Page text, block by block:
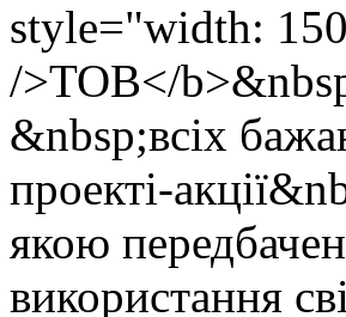
style="width:
/>ТОВ</
&nbsp;всіх
проекті-
якою
використання